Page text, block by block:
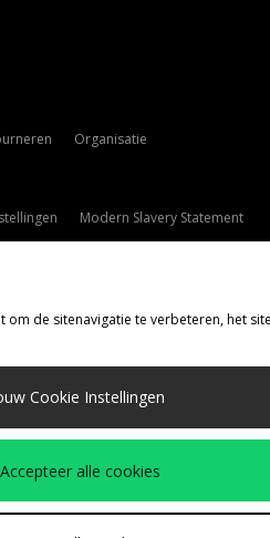
Organisatie
Modern Slavery Statement
de sitenavigatie te verbeteren, het
Cookie Instellingen
Accepteer alle cookies